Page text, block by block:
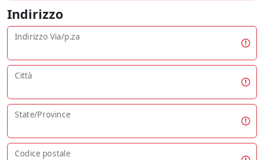
Indirizzo
Indirizzo Via/p.za
Città
State/Province
Codice postale